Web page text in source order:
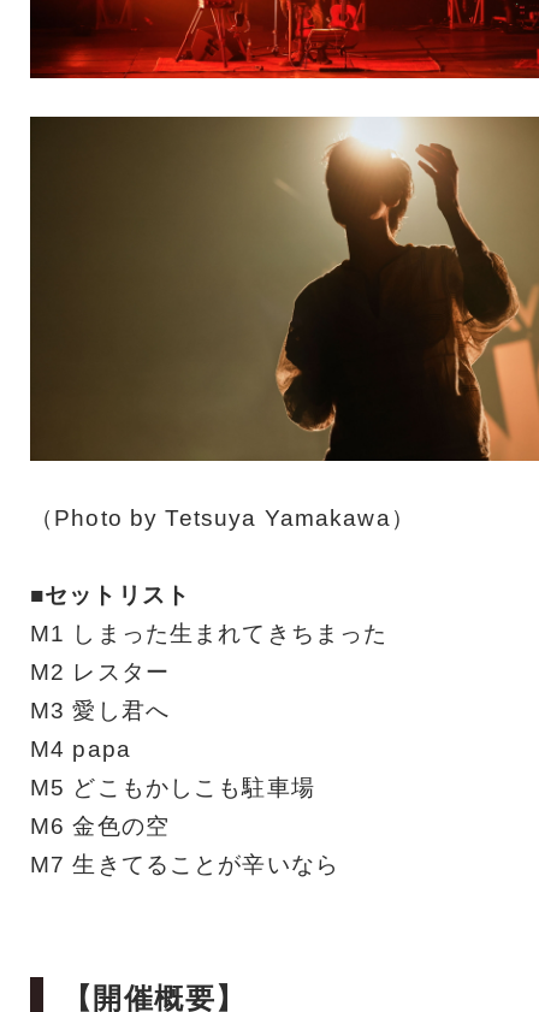
（Photo by Tetsuya Yamakawa）
■セットリスト
M1 しまった生まれてきちまった
M2 レスター
M3 愛し君へ
M4 papa
M5 どこもかしこも駐車場
M6 金色の空
M7 生きてることが辛いなら
【開催概要】